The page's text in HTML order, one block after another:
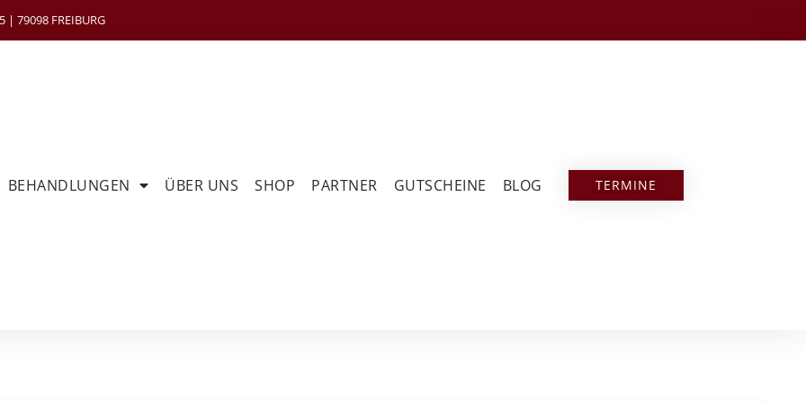
| 79098 FREIBURG
BEHANDLUNGEN ÜBER UNS SHOP PARTNER GUTSCHEINE BLOG TERMINE